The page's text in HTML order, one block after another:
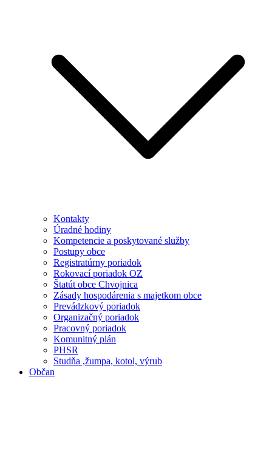
Kontakty
Úradné hodiny
Kompetencie a poskytované služby
Postupy obce
Registratúrny poriadok
Rokovací poriadok OZ
Štatút obce Chvojnica
Zásady hospodárenia s majetkom obce
Prevádzkový poriadok
Organizačný poriadok
Pracovný poriadok
Komunitný plán
PHSR
Studňa ,žumpa, kotol, výrub
Občan